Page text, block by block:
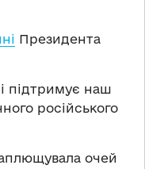
Президента
підтримує наш
російського
очей